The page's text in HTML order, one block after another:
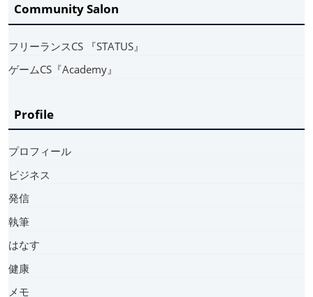
Community Salon
フリーランスCS 『STATUS』
ゲームCS『Academy』
Profile
プロフィール
ビジネス
発信
執筆
はなす
健康
メモ